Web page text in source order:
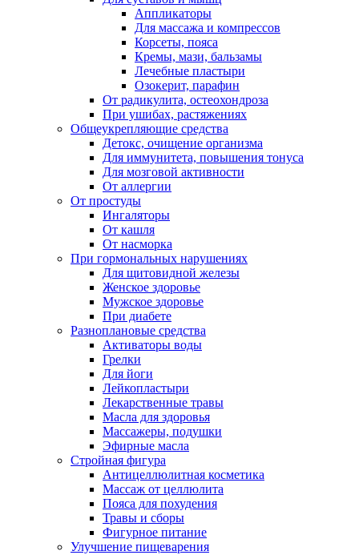
Аппликаторы
Для массажа и компрессов
Корсеты, пояса
Кремы, мази, бальзамы
Лечебные пластыри
Озокерит, парафин
От радикулита, остеохондроза
При ушибах, растяжениях
Общеукрепляющие средства
Детокс, очищение организма
Для иммунитета, повышения тонуса
Для мозговой активности
От аллергии
От простуды
Ингаляторы
От кашля
От насморка
При гормональных нарушениях
Для щитовидной железы
Женское здоровье
Мужское здоровье
При диабете
Разноплановые средства
Активаторы воды
Грелки
Для йоги
Лейкопластыри
Лекарственные травы
Масла для здоровья
Массажеры, подушки
Эфирные масла
Стройная фигура
Антицеллюлитная косметика
Массаж от целлюлита
Пояса для похудения
Травы и сборы
Фигурное питание
Улучшение пищеварения